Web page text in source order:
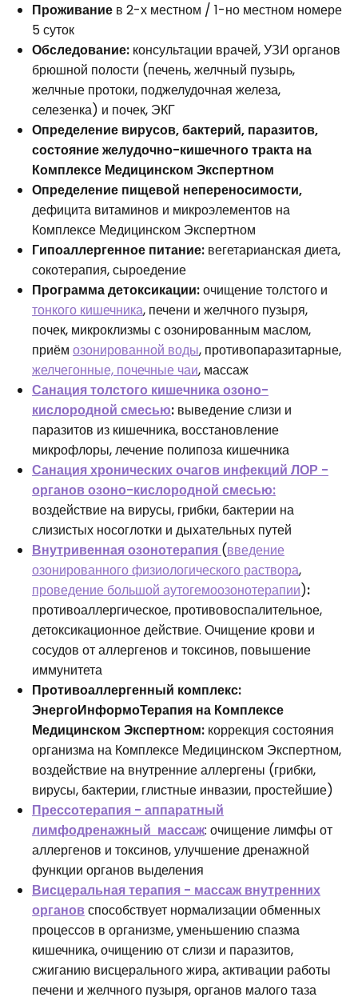
Проживание в 2-х местном / 1-но местном номере
5 суток
Обследование: консультации врачей, УЗИ органов
брюшной полости (печень, желчный пузырь,
желчные протоки, поджелудочная железа,
селезенка) и почек, ЭКГ
Определение вирусов, бактерий, паразитов,
состояние желудочно-кишечного тракта на
Комплексе Медицинском Экспертном
Определение пищевой непереносимости,
дефицита витаминов и микроэлементов на
Комплексе Медицинском Экспертном
Гипоаллергенное питание: вегетарианская диета,
сокотерапия, сыроедение
Программа детоксикации:очищение толстого и
тонкого кишечника, печени и желчного пузыря,
почек, микроклизмы с озонированным маслом,
приём озонированной воды, противопаразитарные,
желчегонные, почечные чаи, массаж
Санация толстого кишечника озоно-
кислородной смесью: выведение слизи и
паразитов из кишечника, восстановление
микрофлоры, лечение полипоза кишечника
Санация хронических очагов инфекций ЛОР -
органов озоно-кислородной смесью:
воздействие на вирусы, грибки, бактерии на
слизистых носоглотки и дыхательных путей
Внутривенная озонотерапия (введение
озонированного физиологического раствора,
проведение большой аутогемоозонотерапии):
противоаллергическое, противовоспалительное,
детоксикационное действие. Очищение крови и
сосудов от аллергенов и токсинов, повышение
иммунитета
Противоаллергенный комплекс:
ЭнергоИнформоТерапия на Комплексе
Медицинском Экспертном: коррекция состояния
организма на Комплексе Медицинском Экспертном,
воздействие на внутренние аллергены (грибки,
вирусы, бактерии, глистные инвазии, простейшие)
Прессотерапия - аппаратный
лимфодренажный массаж: очищение лимфы от
аллергенов и токсинов, улучшение дренажной
функции органов выделения
Висцеральная терапия - массаж внутренних
органов способствует нормализации обменных
процессов в организме, уменьшению спазма
кишечника, очищению от слизи и паразитов,
сжиганию висцерального жира, активации работы
печени и желчного пузыря, органов малого таза